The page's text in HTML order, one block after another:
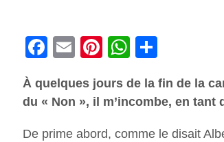
Facebook
Email PinterestWhatsApp
À quelques jours de la fin de la
du « Non », il m’incombe, en
De prime abord, comme le disait